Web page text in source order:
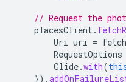
// Request the
placesClient.
Uri uri =
RequestOptions
Glide.with(
}).